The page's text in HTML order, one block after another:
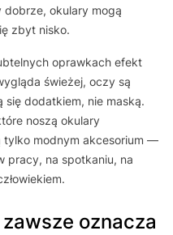
dobrze, okulary mogą
zbyt nisko.
oprawkach efekt
świeżej, oczy są
dodatkiem, nie maską.
noszą okulary
tylko modnym akcesorium —
pracy, na spotkaniu, na